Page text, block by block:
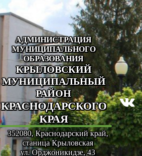
АДМИНИСТРАЦИЯ
МУНИЦИПАЛЬНОГО
ОБРАЗОВАНИЯ
КРЫЛОВСКИЙ
МУНИЦИПАЛЬНЫЙ
РАЙОН
КРАСНОДАРСКОГО
КРАЯ
352080, Краснодарский край,
станица Крыловская
ул. Орджоникидзе, 43